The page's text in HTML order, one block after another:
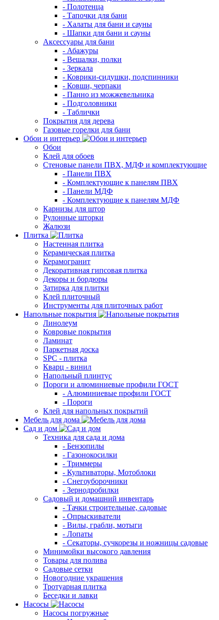
- Полотенца
- Тапочки для бани
- Халаты для бани и сауны
- Шапки для бани и сауны
Аксессуары для бани
- Абажуры
- Вешалки, полки
- Зеркала
- Коврики-сидушки, подспинники
- Ковши, черпаки
- Панно из можжевельника
- Подголовники
- Таблички
Покрытия для дерева
Газовые горелки для бани
Обои и интерьер
Обои
Клей для обоев
Стеновые панели ПВХ, МДФ и комплектующие
- Панели ПВХ
- Комплектующие к панелям ПВХ
- Панели МДФ
- Комплектующие к панелям МДФ
Карнизы для штор
Рулонные шторки
Жалюзи
Плитка
Настенная плитка
Керамическая плитка
Керамогранит
Декоративная гипсовая плитка
Декоры и бордюры
Затирка для плитки
Клей плиточный
Инструменты для плиточных работ
Напольные покрытия
Линолеум
Ковровые покрытия
Ламинат
Паркетная доска
SPC - плитка
Кварц - винил
Напольный плинтус
Пороги и алюминиевые профили ГОСТ
- Алюминиевые профили ГОСТ
- Пороги
Клей для напольных покрытий
Мебель для дома
Сад и дом
Техника для сада и дома
- Бензопилы
- Газонокосилки
- Триммеры
- Культиваторы, Мотоблоки
- Снегоуборочники
- Зернодробилки
Садовый и домашний инвентарь
- Тачки строительные, садовые
- Опрыскиватели
- Вилы, грабли, мотыги
- Лопаты
- Секаторы, сучкорезы и ножницы садовые
Минимойки высокого давления
Товары для полива
Садовые сетки
Новогодние украшения
Тротуарная плитка
Беседки и лавки
Насосы
Насосы погружные